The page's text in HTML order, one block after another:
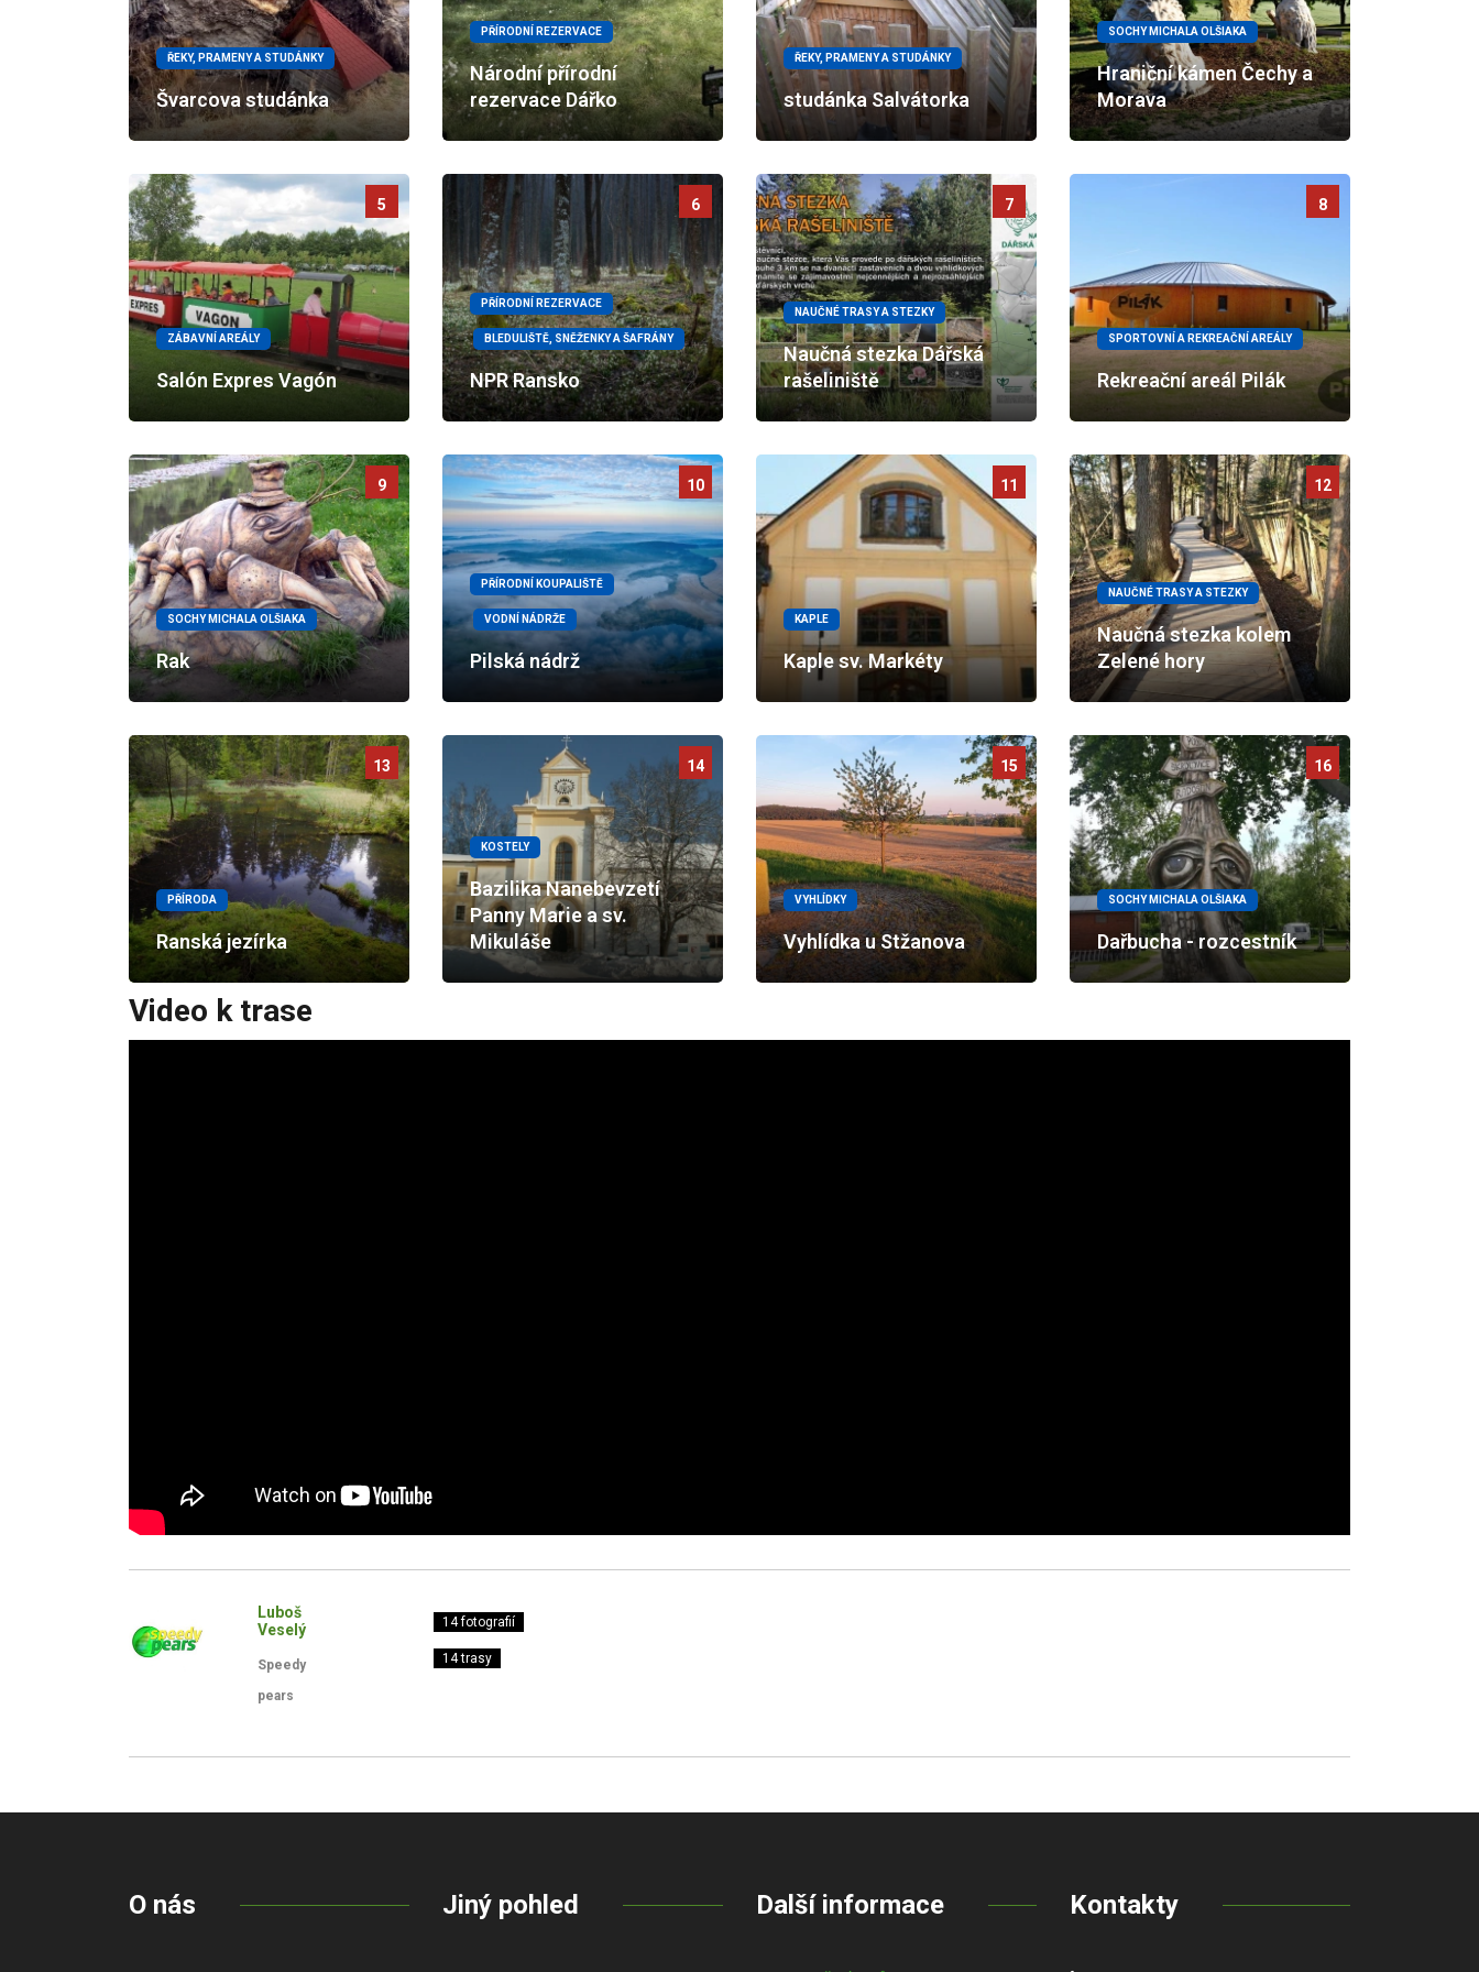
ŘEKY, PRAMENY A STUDÁNKY
Švarcova studánka
PŘÍRODNÍ REZERVACE
Národní přírodní
rezervace Dářko
ŘEKY, PRAMENY A STUDÁNKY
studánka Salvátorka
SOCHY MICHALA OLŠIAKA
Hraniční kámen Čechy a
Morava
5
ZÁBAVNÍ AREÁLY
Salón Expres Vagón
6
PŘÍRODNÍ REZERVACE
BLEDULIŠTĚ, SNĚŽENKY A ŠAFRÁNY
NPR Ransko
7
NAUČNÉ TRASY A STEZKY
Naučná stezka Dářská
rašeliniště
8
SPORTOVNÍ A REKREAČNÍ AREÁLY
Rekreační areál Pilák
9
SOCHY MICHALA OLŠIAKA
Rak
10
PŘÍRODNÍ KOUPALIŠTĚ
VODNÍ NÁDRŽE
Pilská nádrž
11
KAPLE
Kaple sv. Markéty
12
NAUČNÉ TRASY A STEZKY
Naučná stezka kolem
Zelené hory
13
PŘÍRODA
Ranská jezírka
14
KOSTELY
Bazilika Nanebevzetí
Panny Marie a sv.
Mikuláše
15
VYHLÍDKY
Vyhlídka u Stžanova
16
SOCHY MICHALA OLŠIAKA
Dařbucha - rozcestník
Video k trase
Luboš
Veselý
Speedy
pears
14 fotografií
14 trasy
O nás Jiný pohled Další informace Kontakty